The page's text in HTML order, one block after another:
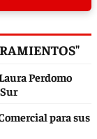
Perdomo
para sus